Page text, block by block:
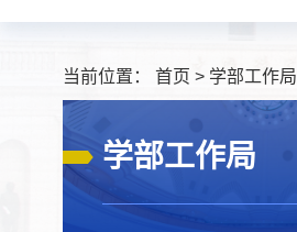
当前位置： 首页 > 学部工作局
学部工作局